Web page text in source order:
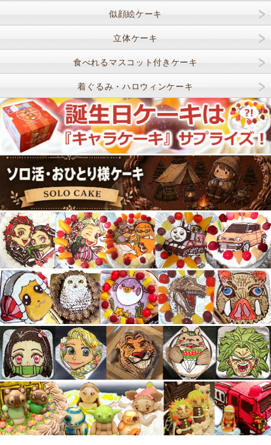
似顔絵ケーキ
立体ケーキ
食べれるマスコット付きケーキ
着ぐるみ・ハロウィンケーキ